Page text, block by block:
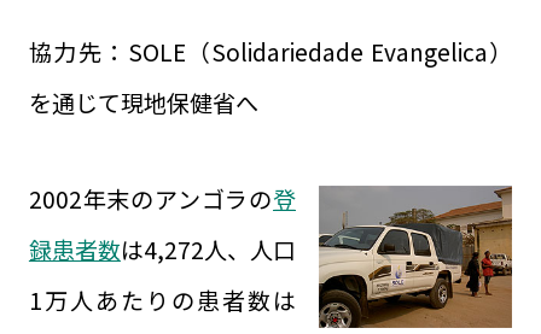
協力先：SOLE（Solidariedade Evangelica）
を通じて現地保健省へ
2002年末のアンゴラの登
録患者数は4,272人、人口
1万人あたりの患者数は